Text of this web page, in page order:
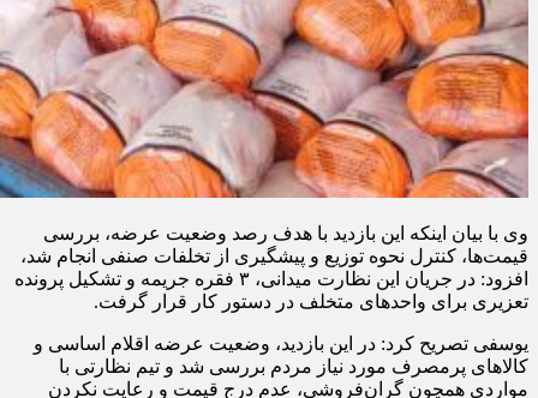
وی با بیان اینکه این بازدید با هدف رصد وضعیت عرضه، بررسی
قیمت‌ها، کنترل نحوه توزیع و پیشگیری از تخلفات صنفی انجام شد،
افزود: در جریان این نظارت میدانی، ۳ فقره جریمه و تشکیل پرونده
تعزیری برای واحدهای متخلف در دستور کار قرار گرفت.
یوسفی تصریح کرد: در این بازدید، وضعیت عرضه اقلام اساسی و
کالاهای پرمصرف مورد نیاز مردم بررسی شد و تیم نظارتی با
مواردی همچون گران‌فروشی، عدم درج قیمت و رعایت نکردن